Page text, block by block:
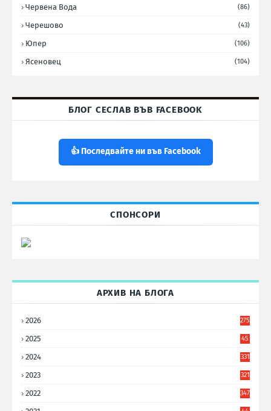
Червена Вода (86)
Черешово (43)
Юпер (106)
Ясеновец (104)
БЛОГ СЕСЛАВ ВЪВ FACEBOOK
👍 Последвайте ни във Facebook
СПОНСОРИ
АРХИВ НА БЛОГА
2026 275
2025
45
2024 331
2023 321
2022 347